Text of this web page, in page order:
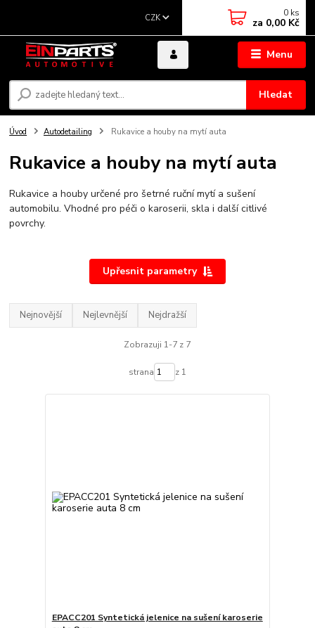
Menu
CZK
Hledat
0 ks
za 0,00 Kč
Úvod Autodetailing Rukavice a houby na mytí auta
Rukavice a houby na mytí auta
Rukavice a houby určené pro šetrné ruční mytí a sušení
automobilu. Vhodné pro péči o karoserii, skla i další citlivé
povrchy.
Upřesnit parametry
Nejnovější Nejlevnější Nejdražší
Zobrazuji 1-7 z 7
strana z 1
EPACC201 Syntetická jelenice na sušení karoserie